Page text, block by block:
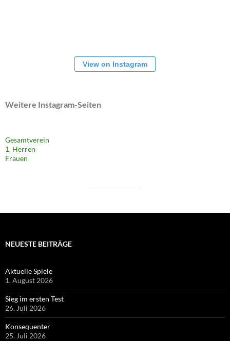
View on Instagram
Weitere Instagram-Seiten
Gesamtverein
1. Herren
Frauen
NEUESTE BEITRÄGE
Aktuelle Spiele
1. August 2026
Sieg im ersten Test
26. Juli 2026
Konsequenter
25. Juli 2026